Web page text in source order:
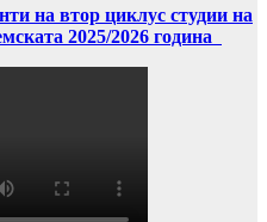
на втор циклус студии на
2025/2026 година